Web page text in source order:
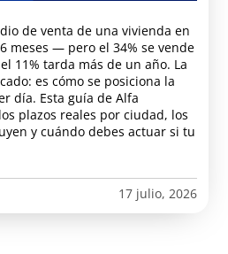
de venta de una vivienda en
meses — pero el 34% se vende
11% tarda más de un año. La
es cómo se posiciona la
día. Esta guía de Alfa
plazos reales por ciudad, los
y cuándo debes actuar si tu
17 julio, 2026